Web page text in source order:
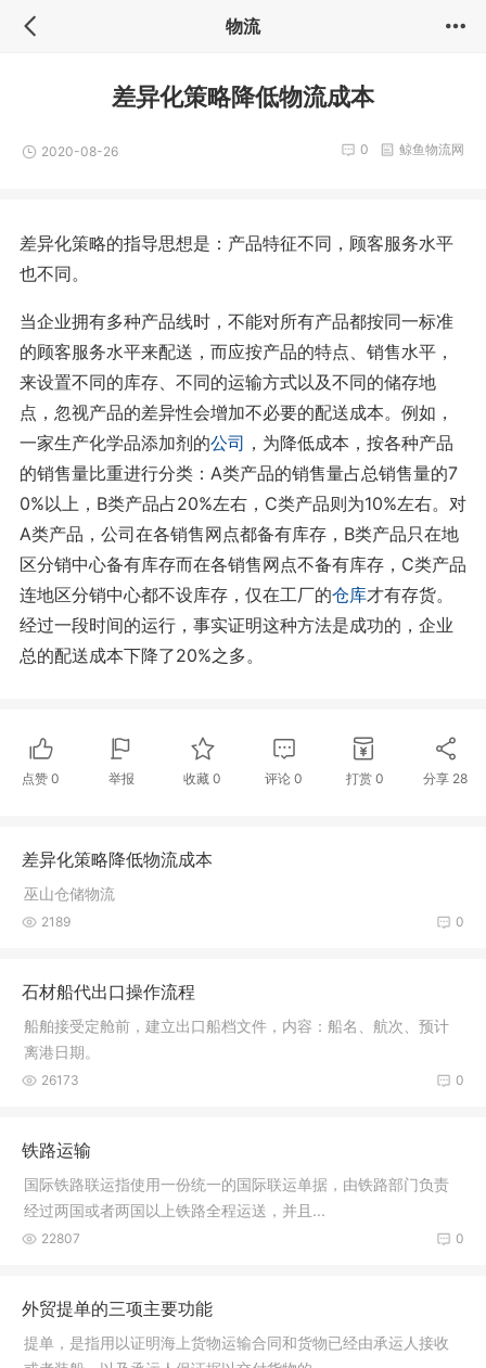
物流
差异化策略降低物流成本
2020-08-26 鲸鱼物流网
0
差异化策略的指导思想是：产品特征不同，顾客服务水平
也不同。
当企业拥有多种产品线时，不能对所有产品都按同一标准
的顾客服务水平来配送，而应按产品的特点、销售水平，
来设置不同的库存、不同的运输方式以及不同的储存地
点，忽视产品的差异性会增加不必要的配送成本。例如，
一家生产化学品添加剂的公司 ，为降低成本，按各种产品
的销售量比重进行分类：A类产品的销售量占总销售量的7
0%以上，B类产品占20%左右，C类产品则为10%左右。对
A类产品，公司在各销售网点都备有库存，B类产品只在地
区分销中心备有库存而在各销售网点不备有库存，C类产品
连地区分销中心都不设库存，仅在工厂的仓库才有存货。
经过一段时间的运行，事实证明这种方法是成功的，企业
总的配送成本下降了20%之多。
点赞 0 举报 收藏0 评论 0 打赏 0 分享 28
差异化策略降低物流成本
巫山仓储物流
0
2189
石材船代出口操作流程
船舶接受定舱前，建立出口船档文件，内容：船名、航次、预计
离港日期。
0
26173
铁路运输
国际铁路联运指使用一份统一的国际联运单据，由铁路部门负责
经过两国或者两国以上铁路全程运送，并且...
0
22807
外贸提单的三项主要功能
提单，是指用以证明海上货物运输合同和货物已经由承运人接收